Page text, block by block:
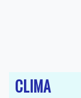
CLIMA